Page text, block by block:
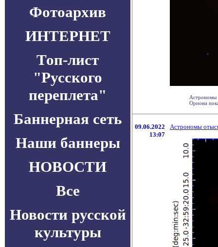
Фотоархив
ИНТЕРНЕТ
Топ-лист
"Русского
переплета"
Баннерная сеть
Наши баннеры
НОВОСТИ
Все
Новости русской
культуры
Астрономы
Ориона
09.06.2022
13:07
Астрономы